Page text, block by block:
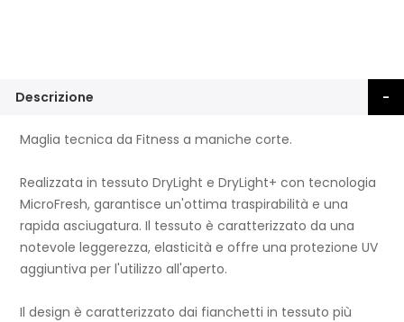
Descrizione
Maglia tecnica da Fitness a maniche corte.
Realizzata in tessuto DryLight e DryLight+ con tecnologia
MicroFresh, garantisce un'ottima traspirabilità e una
rapida asciugatura. Il tessuto è caratterizzato da una
notevole leggerezza, elasticità e offre una protezione UV
aggiuntiva per l'utilizzo all'aperto.
Il design è caratterizzato dai fianchetti in tessuto più